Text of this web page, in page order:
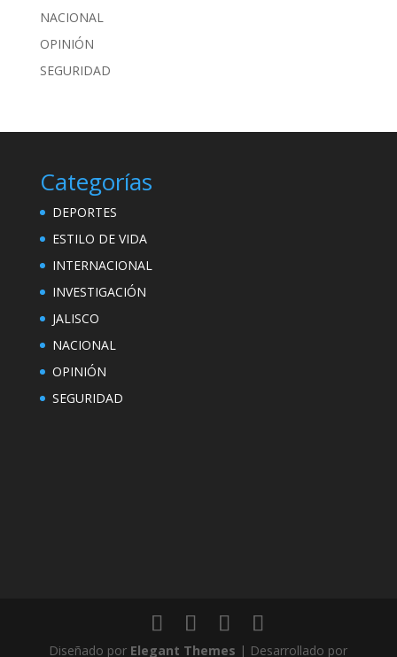
NACIONAL
OPINIÓN
SEGURIDAD
Categorías
DEPORTES
ESTILO DE VIDA
INTERNACIONAL
INVESTIGACIÓN
JALISCO
NACIONAL
OPINIÓN
SEGURIDAD
Diseñado por Elegant Themes | Desarrollado por